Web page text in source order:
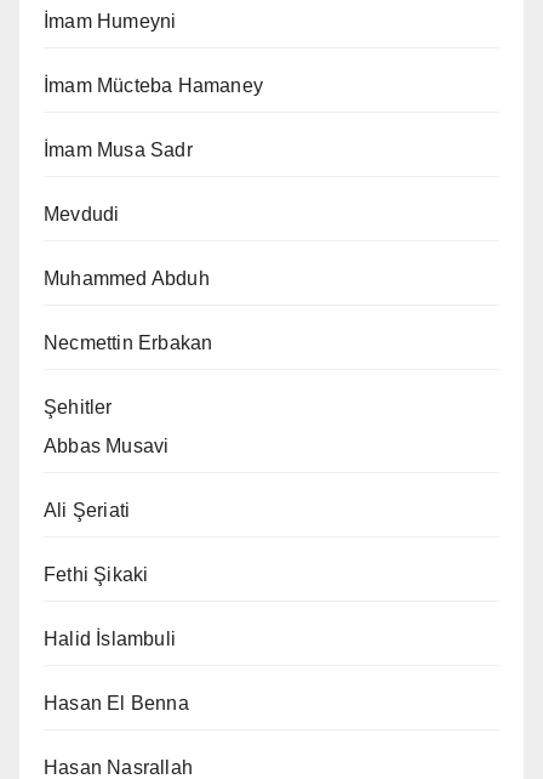
İmam Humeyni
İmam Mücteba Hamaney
İmam Musa Sadr
Mevdudi
Muhammed Abduh
Necmettin Erbakan
Şehitler
Abbas Musavi
Ali Şeriati
Fethi Şikaki
Halid İslambuli
Hasan El Benna
Hasan Nasrallah